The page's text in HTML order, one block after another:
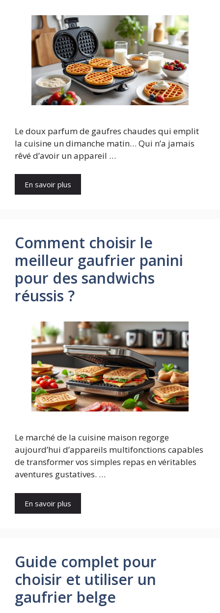
Le doux parfum de gaufres chaudes qui emplit
la cuisine un dimanche matin… Qui n’a jamais
rêvé d’avoir un appareil …
En savoir plus
Comment choisir le
meilleur gaufrier panini
pour des sandwichs
réussis ?
Le marché de la cuisine maison regorge
aujourd’hui d’appareils multifonctions capables
de transformer vos simples repas en véritables
aventures gustatives. …
En savoir plus
Guide complet pour
choisir et utiliser un
gaufrier belge